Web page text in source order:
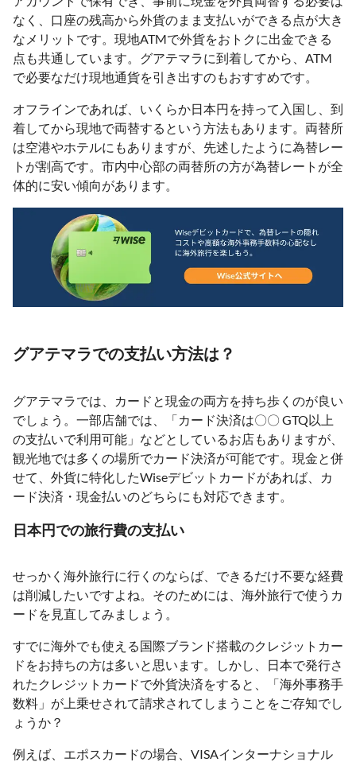
なく、口座の残高から外貨のまま支払いができる点が大き
なメリットです。現地ATMで外貨をおトクに出金できる
点も共通しています。グアテマラに到着してから、ATM
で必要なだけ現地通貨を引き出すのもおすすめです。
オフラインであれば、いくらか日本円を持って入国し、到
着してから現地で両替するという方法もあります。両替所
は空港やホテルにもありますが、先述したように為替レー
トが割高です。市内中心部の両替所の方が為替レートが全
体的に安い傾向があります。
グアテマラでの支払い方法は？
グアテマラでは、カードと現金の両方を持ち歩くのが良い
でしょう。一部店舗では、「カード決済は〇〇 GTQ以上
の支払いで利用可能」などとしているお店もありますが、
観光地では多くの場所でカード決済が可能です。現金と併
せて、外貨に特化したWiseデビットカードがあれば、カ
ード決済・現金払いのどちらにも対応できます。
日本円での旅行費の支払い
せっかく海外旅行に行くのならば、できるだけ不要な経費
は削減したいですよね。そのためには、海外旅行で使うカ
ードを見直してみましょう。
すでに海外でも使える国際ブランド搭載のクレジットカー
ドをお持ちの方は多いと思います。しかし、日本で発行さ
れたクレジットカードで外貨決済をすると、「海外事務手
数料」が上乗せされて請求されてしまうことをご存知でし
ょうか？
例えば、エポスカードの場合、VISAインターナショナル